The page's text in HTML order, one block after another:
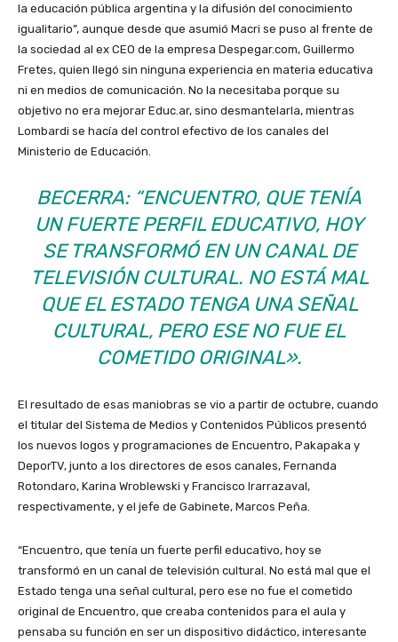
la educación pública argentina y la difusión del conocimiento
igualitario”, aunque desde que asumió Macri se puso al frente de
la sociedad al ex CEO de la empresa Despegar.com, Guillermo
Fretes, quien llegó sin ninguna experiencia en materia educativa
ni en medios de comunicación. No la necesitaba porque su
objetivo no era mejorar Educ.ar, sino desmantelarla, mientras
Lombardi se hacía del control efectivo de los canales del
Ministerio de Educación.
BECERRA: “ENCUENTRO, QUE TENÍA
UN FUERTE PERFIL EDUCATIVO, HOY
SE TRANSFORMÓ EN UN CANAL DE
TELEVISIÓN CULTURAL. NO ESTÁ MAL
QUE EL ESTADO TENGA UNA SEÑAL
CULTURAL, PERO ESE NO FUE EL
COMETIDO ORIGINAL».
El resultado de esas maniobras se vio a partir de octubre, cuando
el titular del Sistema de Medios y Contenidos Públicos presentó
los nuevos logos y programaciones de Encuentro, Pakapaka y
DeporTV, junto a los directores de esos canales, Fernanda
Rotondaro, Karina Wroblewski y Francisco Irarrazaval,
respectivamente, y el jefe de Gabinete, Marcos Peña.
“Encuentro, que tenía un fuerte perfil educativo, hoy se
transformó en un canal de televisión cultural. No está mal que el
Estado tenga una señal cultural, pero ese no fue el cometido
original de Encuentro, que creaba contenidos para el aula y
pensaba su función en ser un dispositivo didáctico, interesante